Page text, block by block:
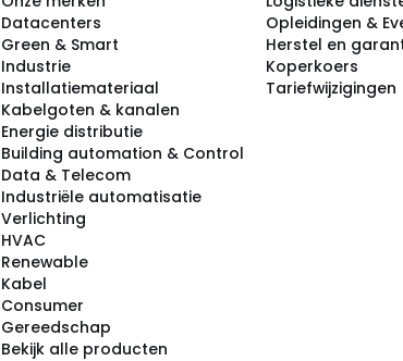
Datacenters
Green & Smart
Industrie
Installatiemateriaal
Kabelgoten & kanalen
Energie distributie
Building automation & Control
Data & Telecom
Industriële automatisatie
Verlichting
HVAC
Renewable
Kabel
Consumer
Gereedschap
Bekijk alle producten
Opleidingen &
Herstel en
Koperkoers
Tariefwijzigingen